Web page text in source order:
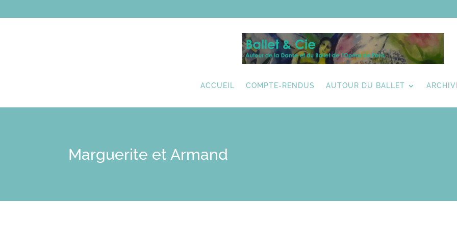
ACCUEIL COMPTE-RENDUS AUTOUR DU BALLET
Marguerite et Armand